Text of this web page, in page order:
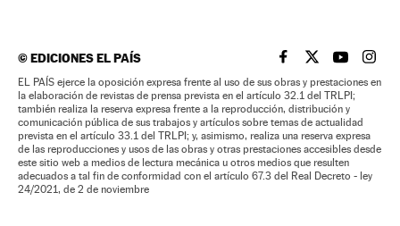
©EDICIONES EL PAÍS EL PAÍS BRASIL EN
EL PAÍSEL PAÍS
EL
EL PAÍS ejerce la oposición expresa frente al uso de sus obras y prestaciones en
la elaboración de revistas de prensa prevista en el artículo 32.1 del TRLPI;
también realiza la reserva expresa frente a la reproducción, distribución y
comunicación pública de sus trabajos y artículos sobre temas de actualidad
prevista en el artículo 33.1 del TRLPI; y, asimismo, realiza una reserva expresa
de las reproducciones y usos de las obras y otras prestaciones accesibles desde
este sitio web a medios de lectura mecánica u otros medios que resulten
adecuados a tal fin de conformidad con el artículo 67.3 del Real Decreto - ley
24/2021, de 2 de noviembre